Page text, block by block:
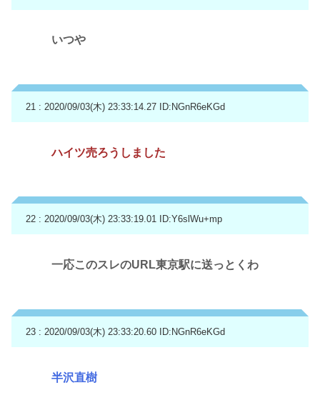
いつや
21 : 2020/09/03(木) 23:33:14.27 ID:NGnR6eKGd
ハイツ売ろうしました
22 : 2020/09/03(木) 23:33:19.01 ID:Y6slWu+mp
一応このスレのURL東京駅に送っとくわ
23 : 2020/09/03(木) 23:33:20.60 ID:NGnR6eKGd
半沢直樹